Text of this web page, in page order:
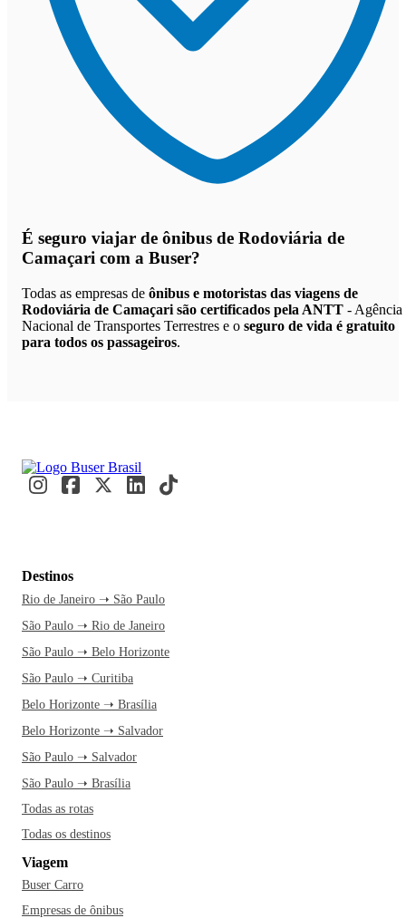
É seguro viajar de ônibus de Rodoviária de
Camaçari com a Buser?
Todas as empresas de ônibus e motoristas das viagens de
Rodoviária de Camaçari são certificados pela ANTT - Agência
Nacional de Transportes Terrestres e o seguro de vida é gratuito
para todos os passageiros.
Destinos
Rio de Janeiro ➝ São Paulo
São Paulo ➝ Rio de Janeiro
São Paulo ➝ Belo Horizonte
São Paulo ➝ Curitiba
Belo Horizonte ➝ Brasília
Belo Horizonte ➝ Salvador
São Paulo ➝ Salvador
São Paulo ➝ Brasília
Todas as rotas
Todas os destinos
Viagem
Buser Carro
Empresas de ônibus